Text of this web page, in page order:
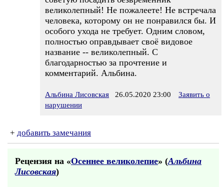
великолепный! Не пожалеете! Не встречала
человека, которому он не понравился бы. И
особого ухода не требует. Одним словом,
полностью оправдывает своё видовое
название -- великолепный. С
благодарностью за прочтение и
комментарий. Альбина.
Альбина Лисовская 26.05.2020 23:00
Заявить о
нарушении
+ добавить замечания
Рецензия на «Осеннее великолепие» (Альбина
Лисовская)